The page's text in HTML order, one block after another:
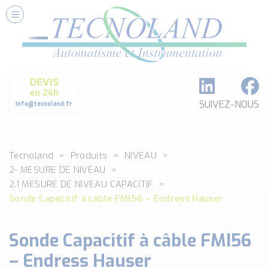
DEVIS
en 24h
info@tecnoland.fr SUIVEZ-NOUS
Nos Services
Conseils et Fourniture
Formation et Assistance
Architecture I-O Link multi fabricants
Classé par catégorie
DEBIT
DETECTION
ANALYSE PHYSICO-CHIMIQUE
ENREGISTREUR + ACQUISITION DE DONNEES
Voir toutes les catégories …
Tecnoland Produits
NIVEAU
2- MESURE DE NIVEAU
2.1 MESURE DE NIVEAU CAPACITIF
Sonde Capacitif à câble FMI56 – Endress Hauser
Sonde Capacitif à câble FMI56
– Endress Hauser